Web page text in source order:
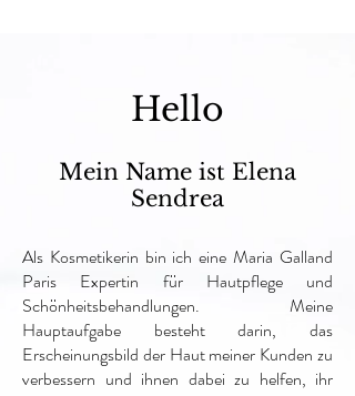
Hello
Mein Name ist Elena
Sendrea
Als Kosmetikerin bin ich eine Maria Galland
Paris Expertin für Hautpflege und
Schönheitsbehandlungen. Meine
Hauptaufgabe besteht darin, das
Erscheinungsbild der Haut meiner Kunden zu
verbessern und ihnen dabei zu helfen, ihr